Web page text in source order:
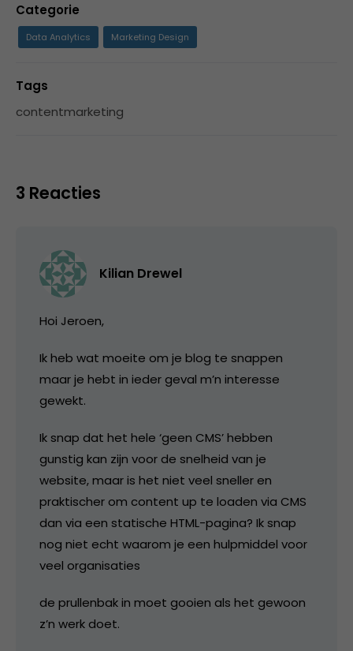
Categorie
Data Analytics Marketing Design
Tags
contentmarketing
3 Reacties
Kilian Drewel
Hoi Jeroen,
Ik heb wat moeite om je blog te snappen
maar je hebt in ieder geval m’n interesse
gewekt.
Ik snap dat het hele ‘geen CMS’ hebben
gunstig kan zijn voor de snelheid van je
website, maar is het niet veel sneller en
praktischer om content up te loaden via CMS
dan via een statische HTML-pagina? Ik snap
nog niet echt waarom je een hulpmiddel voor
veel organisaties
de prullenbak in moet gooien als het gewoon
z’n werk doet.